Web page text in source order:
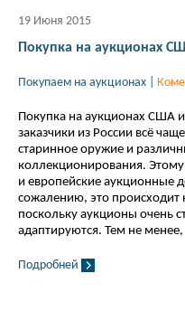
19 Июня 2015
Покупка на аукционах
Покупаем на аукционах
Покупка на аукционах США
заказчики из России всё
старинное оружие и
коллекционирования. Этому
и европейские аукционные
сожалению, это происходит
поскольку аукционы очень
адаптируются. Тем не менее,
Подробней